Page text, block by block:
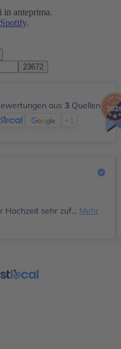
in anteprima.
.
aus 3 Quellen
+1
Hochzeit sehr zuf... Mehr